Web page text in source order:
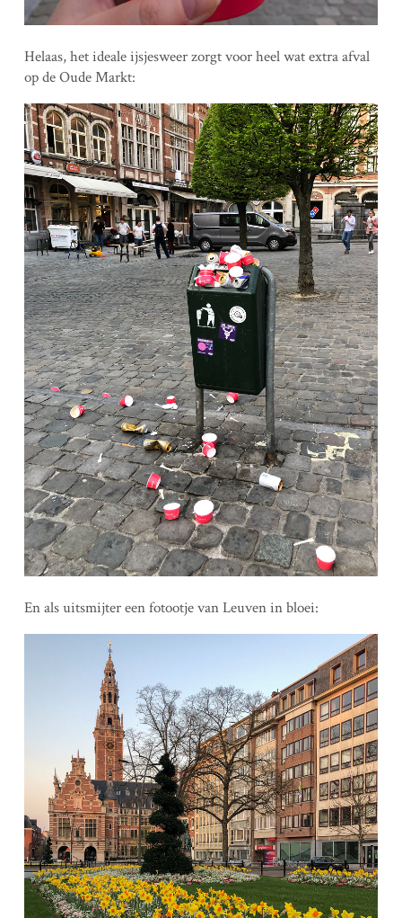
Helaas, het ideale ijsjesweer zorgt voor heel wat extra afval
op de Oude Markt:
En als uitsmijter een fotootje van Leuven in bloei: